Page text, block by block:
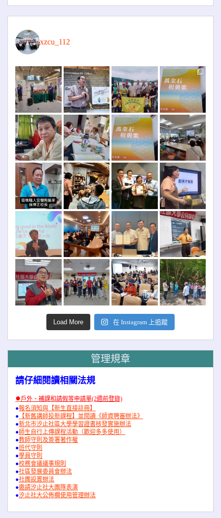
xzcu_112
Load More 在 Instagram 上追蹤
管理規章
請仔細閱讀相關法規
●戶外、補課和請假等申請單(2週前登錄)
●報名須知與【新生直接註冊】
● 【新舊講師投新課程】並閱讀《師資聘審辦法》
●新北市汐止社區大學學習證書核發實施辦法
●師生自行上傳課程活動（歡迎多多使用）
●教師守則及簽署著作權
●班代守則
●學員守則
●校務會議議事規則
●社區發展委員會辦法
●社團設置辦法
●邀請汐止社大團隊表演
●汐止社大公佈欄使用管理辦法